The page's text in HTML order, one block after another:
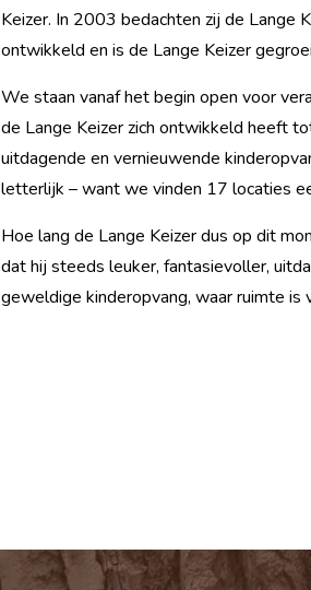
Keizer. In 2003 bedachten zij de Lange
ontwikkeld en is de Lange Keizer
We staan vanaf het begin open voor
de Lange Keizer zich ontwikkeld heeft
uitdagende en vernieuwende
letterlijk – want we vinden 17 locaties
Hoe lang de Lange Keizer dus op dit
dat hij steeds leuker, fantasievoller,
geweldige kinderopvang, waar ruimte is